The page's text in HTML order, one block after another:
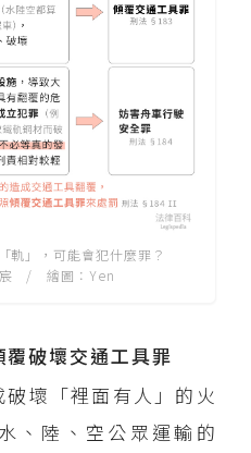
」，可能會犯什麼罪？
宸 / 繪圖：Yen
覆破壞交通工具罪
壞「裡面有人」的火
、陸、空公眾運輸的